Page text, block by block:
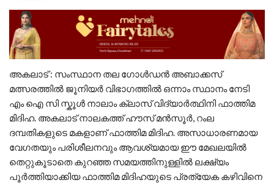
അകലാട് : സംസ്ഥാന തല ഗോൾഡൻ അബാക്കസ്
മത്സരത്തിൽ ജൂനിയർ വിഭാഗത്തിൽ ഒന്നാം സ്ഥാനം നേടി
എം ഐ സി സ്കൂൾ നാലാം ക്ലാസ് വിദ്യാർത്ഥിനി ഫാത്തിമ
മിദിഹ. അകലാട് നാലകത്ത് ഹൗസ് മൻസൂർ, റംല
ദമ്പതികളുടെ മകളാണ് ഫാത്തിമ മിദിഹ. അസാധാരണമായ
വേഗതയും പരിശീലനവും ആവശ്യമായ ഈ മേഖലയിൽ
തെറ്റുകൂടാതെ കുറഞ്ഞ സമയത്തിനുള്ളിൽ ലക്ഷ്യം
പൂർത്തിയാക്കിയ ഫാത്തിമ മിദിഹയുടെ പ്രത്യേക കഴിവിനെ